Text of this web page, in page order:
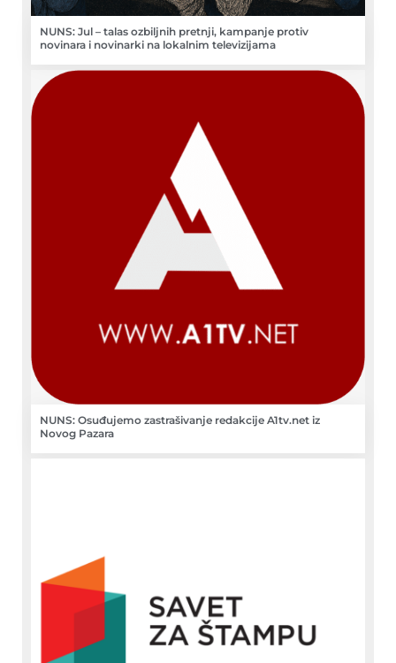
NUNS: Jul – talas ozbiljnih pretnji, kampanje protiv
novinara i novinarki na lokalnim televizijama
NUNS: Osuđujemo zastrašivanje redakcije A1tv.net iz
Novog Pazara